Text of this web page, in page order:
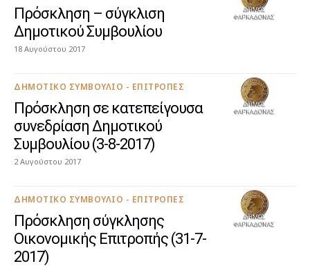
Πρόσκληση – σύγκλιση
Δημοτικού Συμβουλίου
18 Αυγούστου 2017
ΔΗΜΟΤΙΚΌ ΣΥΜΒΟΎΛΙΟ - ΕΠΙΤΡΟΠΈΣ
Πρόσκληση σε κατεπείγουσα
συνεδρίαση Δημοτικού
Συμβουλίου (3-8-2017)
2 Αυγούστου 2017
ΔΗΜΟΤΙΚΌ ΣΥΜΒΟΎΛΙΟ - ΕΠΙΤΡΟΠΈΣ
Πρόσκληση σύγκλησης
Οικονομικής Επιτροπής (31-7-
2017)